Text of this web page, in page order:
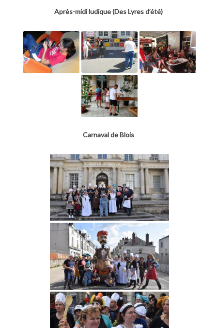
Après-midi ludique (Des Lyres d’été)
Carnaval de Blois